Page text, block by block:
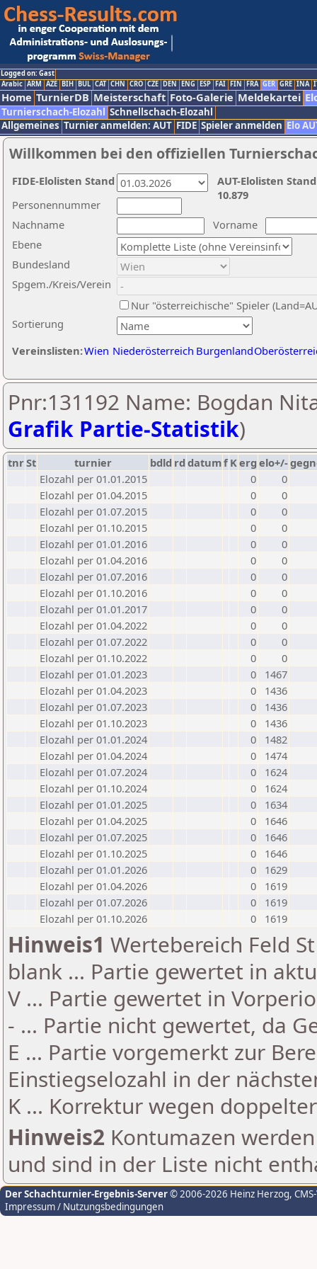
Logged on: Gast
Arabic ARM AZE BIH BUL CAT CHN CRO CZE DEN ENG ESP FAI FIN FRA GER GRE INA
Home TurnierDB Meisterschaft Foto-Galerie Meldekartei
Turnierschach-Elozahl Schnellschach-Elozahl
Allgemeines Turnier anmelden: AUT FIDE Spieler anmelden Elo
Willkommen bei den offiziellen
Nachname
Vorname
Ebene
Sortierung
Personennummer
Bundesland
Spgem./Kreis/Verein
Nur "österreichische" Spieler
Vereinslisten:Wien Niederösterreich Burgenland
AUT-Elolisten
10.879
FIDE-Elolisten Stand
Pnr:131192 Name: Bogdan
Grafik Partie-Statistik)
tnrSt turnier bdld rd datumf Kerg elo+/-
Elozahl per 01.01.2015
0
0
Elozahl per 01.04.2015
0
0
Elozahl per 01.07.2015
0
0
Elozahl per 01.10.2015
0
0
Elozahl per 01.01.2016
0
0
Elozahl per 01.04.2016
0
0
Elozahl per 01.07.2016
0
0
Elozahl per 01.10.2016
0
0
Elozahl per 01.01.2017
0
0
Elozahl per 01.04.2022
0
0
Elozahl per 01.07.2022
0
0
Elozahl per 01.10.2022
0
0
Elozahl per 01.01.2023
0
1467
Elozahl per 01.04.2023
0
1436
Elozahl per 01.07.2023
0
1436
Elozahl per 01.10.2023
0
1436
Elozahl per 01.01.2024
0
1482
Elozahl per 01.04.2024
0
1474
Elozahl per 01.07.2024
0
1624
Elozahl per 01.10.2024
0
1624
Elozahl per 01.01.2025
0
1634
Elozahl per 01.04.2025
0
1646
Elozahl per 01.07.2025
0
1646
Elozahl per 01.10.2025
0
1646
Elozahl per 01.01.2026
0
1629
Elozahl per 01.04.2026
0
1619
Elozahl per 01.07.2026
0
1619
Elozahl per 01.10.2026
0 1619
Hinweis1 Wertebereich Feld
blank ... Partie gewertet in
V ... Partie gewertet in
- ... Partie nicht gewertet, da
E ... Partie vorgemerkt zur
Einstiegselozahl in der
K ... Korrektur wegen
Hinweis2 Kontumazen
und sind in der Liste nicht
Der Schachturnier-Ergebnis-Server© 2006-2026 Heinz Herzog,
Impressum / Nutzungsbedingungen